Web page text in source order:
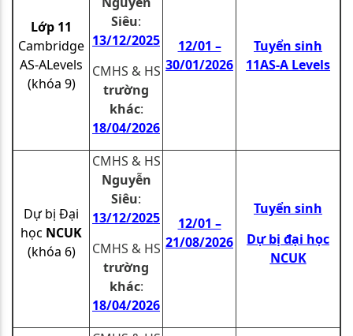
Lớp 11
Cambridge
AS-ALevels
(khóa 9)
Siêu:
13/12/2025
CMHS & HS
trường
khác:
18/04/2026
12/01 –
30/01/2026
Tuyển sinh
11AS-A Levels
Dự bị Đại
học NCUK
(khóa 6)
CMHS & HS
Nguyễn
Siêu:
13/12/2025
CMHS & HS
trường
khác:
18/04/2026
12/01 –
21/08/2026
Tuyển sinh
Dự bị đại học
NCUK